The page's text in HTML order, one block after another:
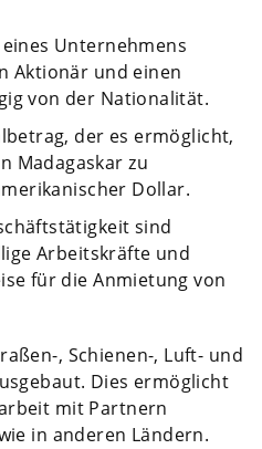
Unternehmens
Aktionär und einen
von der Nationalität.
der es ermöglicht,
Madagaskar zu
Dollar.
sind
Arbeitskräfte und
für die Anmietung von
, Schienen-, Luft- und
Dies ermöglicht
mit Partnern
in anderen Ländern.